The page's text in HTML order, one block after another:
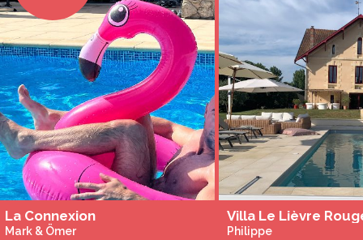
La Connexion
Mark & Ömer
Philippe